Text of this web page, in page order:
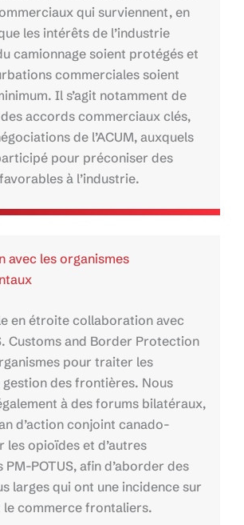
qui surviennent, en
les intérêts de l’industrie
camionnage soient protégés et
commerciales soient
Il s’agit notamment de
accords commerciaux clés,
de l’ACUM, auxquels
pour préconiser des
à l’industrie.
avec les organismes
en étroite collaboration avec
Customs and Border Protection
pour traiter les
des frontières. Nous
à des forums bilatéraux,
d’action conjoint canado-
les opioïdes et d’autres
PM-POTUS, afin d’aborder des
larges qui ont une incidence sur
le commerce frontaliers.